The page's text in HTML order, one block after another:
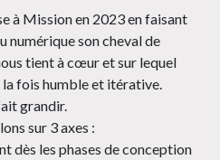
à Mission en 2023 en faisant
numérique son cheval de
tient à cœur et sur lequel
la fois humble et itérative.
grandir.
sur 3 axes :
dès les phases de conception